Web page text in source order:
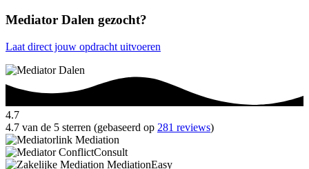
Mediator Dalen gezocht?
Laat direct jouw opdracht uitvoeren
4.7
4.7 van de 5 sterren (gebaseerd op 281 reviews)